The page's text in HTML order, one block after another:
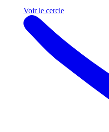
Voir le cercle